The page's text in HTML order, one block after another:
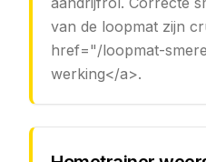
van de loopmat zijn
href="/loopmat-
werking</a>.